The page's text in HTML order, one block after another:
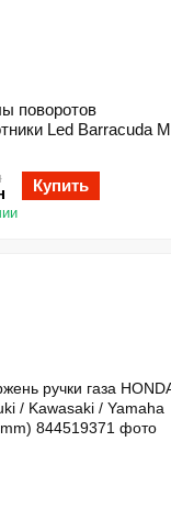
поворотов
Led Barracuda
Купить